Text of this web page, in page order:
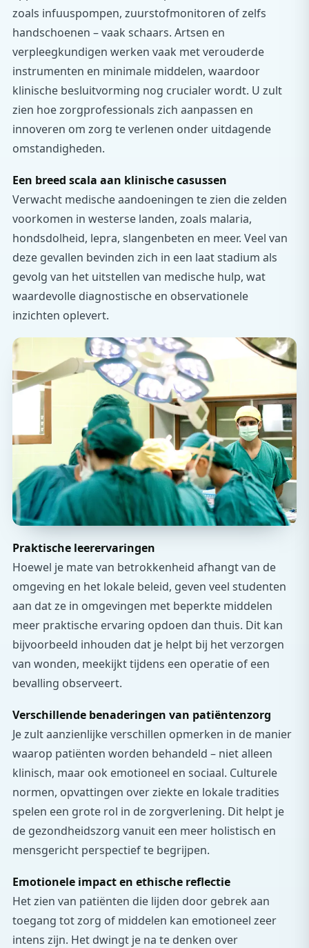
zoals infuuspompen, zuurstofmonitoren of zelfs
handschoenen – vaak schaars. Artsen en
verpleegkundigen werken vaak met verouderde
instrumenten en minimale middelen, waardoor
klinische besluitvorming nog crucialer wordt. U zult
zien hoe zorgprofessionals zich aanpassen en
innoveren om zorg te verlenen onder uitdagende
omstandigheden.
Een breed scala aan klinische casussen
Verwacht medische aandoeningen te zien die zelden
voorkomen in westerse landen, zoals malaria,
hondsdolheid, lepra, slangenbeten en meer. Veel van
deze gevallen bevinden zich in een laat stadium als
gevolg van het uitstellen van medische hulp, wat
waardevolle diagnostische en observationele
inzichten oplevert.
Praktische leerervaringen
Hoewel je mate van betrokkenheid afhangt van de
omgeving en het lokale beleid, geven veel studenten
aan dat ze in omgevingen met beperkte middelen
meer praktische ervaring opdoen dan thuis. Dit kan
bijvoorbeeld inhouden dat je helpt bij het verzorgen
van wonden, meekijkt tijdens een operatie of een
bevalling observeert.
Verschillende benaderingen van patiëntenzorg
Je zult aanzienlijke verschillen opmerken in de manier
waarop patiënten worden behandeld – niet alleen
klinisch, maar ook emotioneel en sociaal. Culturele
normen, opvattingen over ziekte en lokale tradities
spelen een grote rol in de zorgverlening. Dit helpt je
de gezondheidszorg vanuit een meer holistisch en
mensgericht perspectief te begrijpen.
Emotionele impact en ethische reflectie
Het zien van patiënten die lijden door gebrek aan
toegang tot zorg of middelen kan emotioneel zeer
intens zijn. Het dwingt je na te denken over